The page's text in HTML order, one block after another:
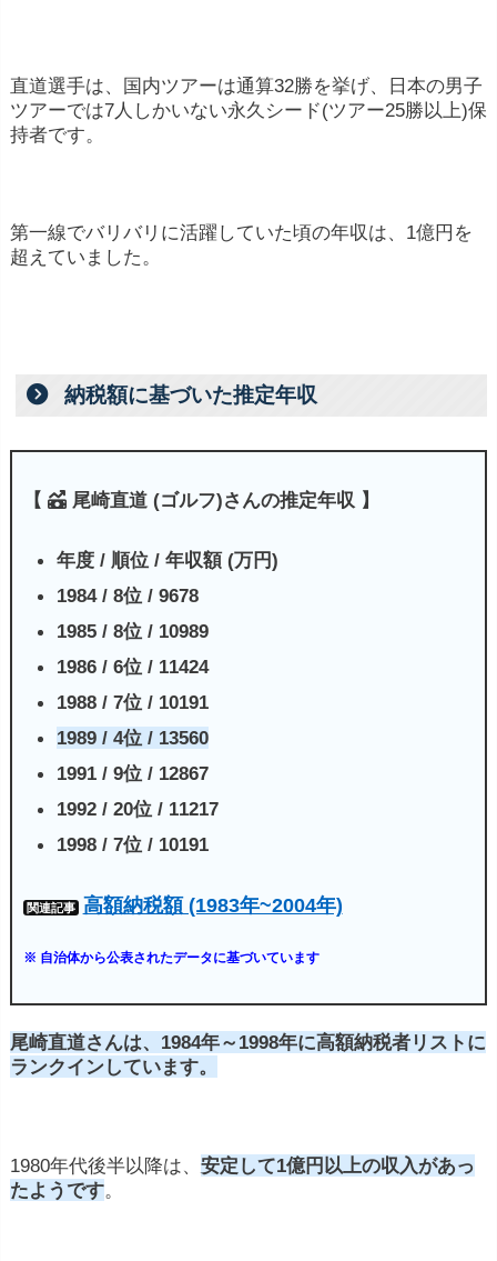
プロゴルフ選手の主な収入源
技成績に応じて賞金を獲得します。大会ごとの
ぶことがあります。これには、ゴルフ用具メー
とが一般的です。
ルフ選手は、エキシビションマッチやチャリテ
ィイベントに参加し、参加費や賞金を得ること
があります。
メディア・広告出演
あります。
直道選手は、国内ツアーは通算32勝を挙げ、日本の男子
ツアーでは7人しかいない永久シード(ツアー25勝以上)保
持者です。
第一線でバリバリに活躍していた頃の年収は、1億円を
超えていました。
納税額に基づいた推定年収
【 尾崎直道 (ゴルフ)さんの推定年収 】
年度 / 順位 / 年収額 (万円)
1984 / 8位 / 9678
1985 / 8位 / 10989
1986 / 6位 / 11424
1988 / 7位 / 10191
1989 / 4位 / 13560
1991 / 9位 / 12867
1992 / 20位 / 11217
1998 / 7位 / 10191
関連記事 高額納税額 (1983年~2004年)
※ 自治体から公表されたデータに基づいています
尾崎直道さんは、1984年～1998年に高額納税者リストに
ランクインしています。
1980年代後半以降は、 安定して1億円以上の収入があっ
たようです。